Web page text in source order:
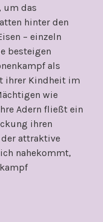
um das
hinter den
– einzeln
besteigen
als
ihrer Kindheit im
wie
Adern fließt ein
ihren
der attraktive
nahekommt,